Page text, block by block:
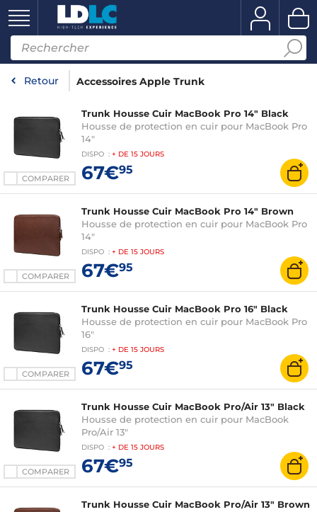
Retour Accessoires Apple Trunk
COMPARER
Trunk Housse Cuir MacBook Pro 14" Black
Housse de protection en cuir pour MacBook Pro
14"
DISPO : + DE 15 JOURS
67€95
COMPARER
Trunk Housse Cuir MacBook Pro 14" Brown
Housse de protection en cuir pour MacBook Pro
14"
DISPO : + DE 15 JOURS
67€95
COMPARER
Trunk Housse Cuir MacBook Pro 16" Black
Housse de protection en cuir pour MacBook Pro
16"
DISPO : + DE 15 JOURS
67€95
COMPARER
Trunk Housse Cuir MacBook Pro/Air 13" Black
Housse de protection en cuir pour MacBook
Pro/Air 13"
DISPO : + DE 15 JOURS
67€95
Trunk Housse Cuir MacBook Pro/Air 13" Brown